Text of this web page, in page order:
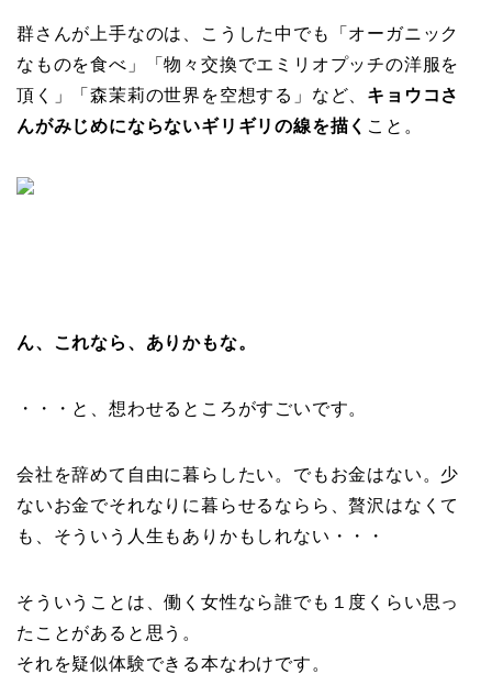
群さんが上手なのは、こうした中でも「オーガニック
なものを食べ」「物々交換でエミリオプッチの洋服を
頂く」「森茉莉の世界を空想する」など、 キョウコさ
んがみじめにならないギリギリの線を描く こと。
ん、これなら、ありかもな。
・・・と、想わせるところがすごいです。
会社を辞めて自由に暮らしたい。でもお金はない。少
ないお金でそれなりに暮らせるならら、贅沢はなくて
も、そういう人生もありかもしれない・・・
そういうことは、働く女性なら誰でも１度くらい思っ
たことがあると思う。
それを疑似体験できる本なわけです。